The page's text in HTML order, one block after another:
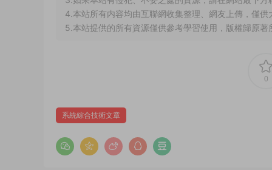
4.本站所有内容均由互聯網收集整理、網友上傳，僅
5.本站提供的所有資源僅供參考學習使用，版權歸原
0
系統綜合技術文章